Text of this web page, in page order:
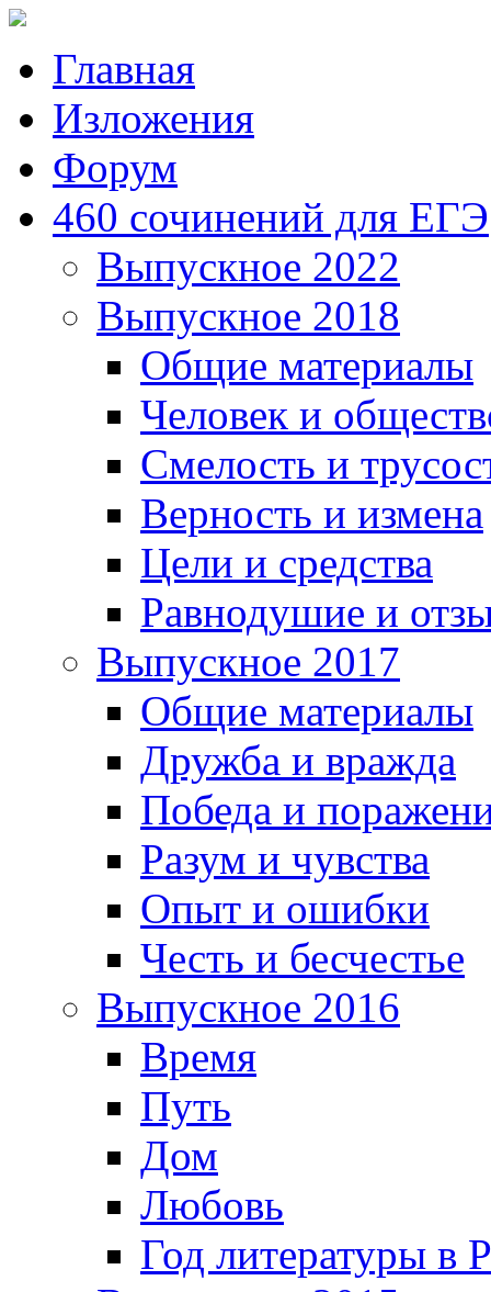
Главная
Изложения
Форум
460 сочинений для ЕГЭ
Выпускное 2022
Выпускное 2018
Общие материалы
Человек и
Смелость и
Верность и измена
Цели и средства
Равнодушие и
Выпускное 2017
Общие материалы
Дружба и вражда
Победа и
Разум и чувства
Опыт и ошибки
Честь и бесчестье
Выпускное 2016
Время
Путь
Дом
Любовь
Год литературы в